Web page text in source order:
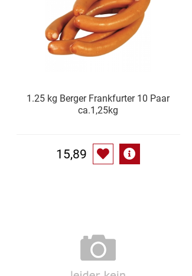
1.25 kg Berger Frankfurter 10 Paar
ca.1,25kg
15,89